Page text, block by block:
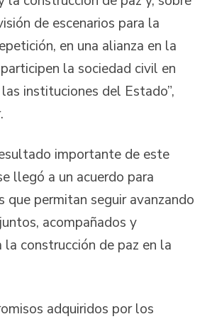
de escenarios para la
en una alianza en la
la sociedad civil en
instituciones del Estado”,
importante de este
llegó a un acuerdo para
que permitan seguir avanzando
acompañados y
la construcción de paz en la
adquiridos por los